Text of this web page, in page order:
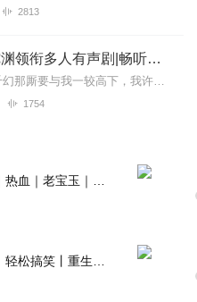
2813
大奉打更人丨头陀渊领衔多人有声剧|畅听全集|王鹤棣、田曦薇主演影视剧原著|卖报小郎君
【冒泡有奖】听说杨千幻那厮要与我一较高下，我许七安要开始装叉了！快进入声音播放页戳下方输入框，冒个泡偷偷告诉我，我要用哪些诗词才能胜过他？说得好的，有赏！202...
1754